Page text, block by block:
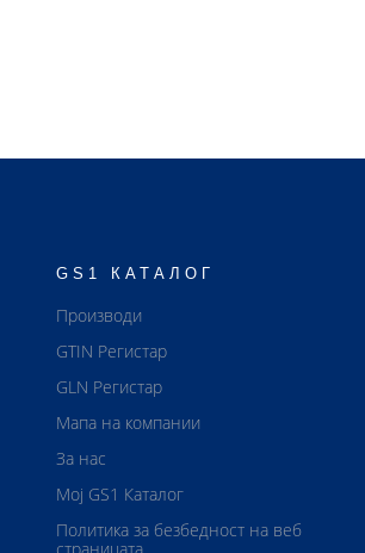
GS1 КАТАЛОГ
Производи
GTIN Регистар
GLN Регистар
Мапа на компании
За нас
Мој GS1 Каталог
Политика за безбедност на веб